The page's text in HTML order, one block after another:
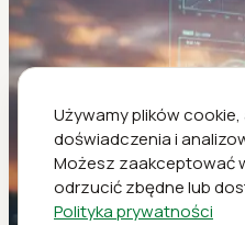
Używamy plików
doświadczenia i
Możesz zaakceptować
odrzucić zbędne lub
Polityka prywatności